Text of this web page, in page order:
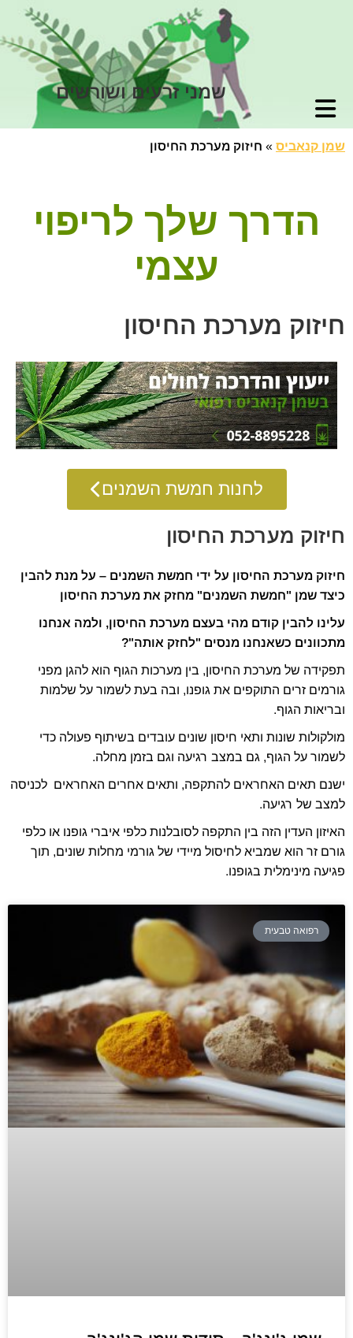
שמני זרעים ושורשים
שמן קנאביס » חיזוק מערכת החיסון
הדרך שלך לריפוי
עצמי
חיזוק מערכת החיסון
לחנות חמשת השמנים
חיזוק מערכת החיסון
חיזוק מערכת החיסון על ידי חמשת השמנים – על מנת להבין
כיצד שמן "חמשת השמנים" מחזק את מערכת החיסון
עלינו להבין קודם מהי בעצם מערכת החיסון, ולמה אנחנו
מתכוונים כשאנחנו מנסים "לחזק אותה"?
תפקידה של מערכת החיסון, בין מערכות הגוף הוא להגן מפני
גורמים זרים התוקפים את גופנו, ובה בעת לשמור על שלמות
ובריאות הגוף.
מולקולות שונות ותאי חיסון שונים עובדים בשיתוף פעולה כדי
לשמור על הגוף, גם במצב רגיעה וגם בזמן מחלה.
ישנם תאים האחראים להתקפה, ותאים אחרים האחראים לכניסה
למצב של רגיעה.
האיזון העדין הזה בין התקפה לסובלנות כלפי איברי גופנו או כלפי
גורם זר הוא שמביא לחיסול מיידי של גורמי מחלות שונים, תוך
פגיעה מינימלית בגופנו.
רפואה טבעית